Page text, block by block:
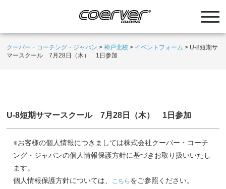
クーバー・コーチング・ジャパン >神戸北校 > イベントフォーム > U-8短期サ
マースクール 7月28日（木） 1日参加
U-8短期サマースクール 7月28日（木） 1日参加
※お客様の個人情報につきましては株式会社クーバー・コーチ
ング・ジャパンの個人情報保護方針に基づきお取り扱いいたし
ます。
個人情報保護方針については、
こちら をご参照ください。